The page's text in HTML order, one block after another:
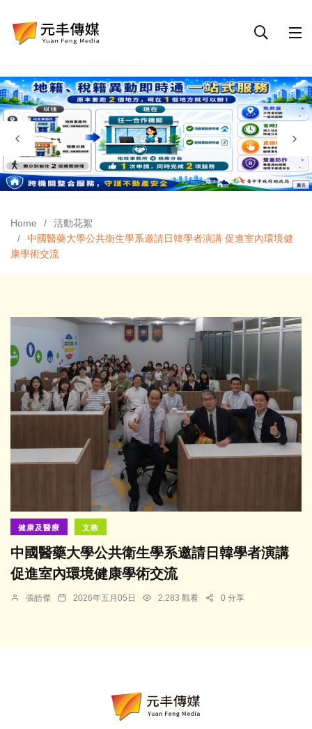
Home
活動花絮
中國醫藥大學公共衛生學系邀請日韓學者演講 促進室內環境健
康學術交流
健康及醫療 文教
中國醫藥大學公共衛生學系邀請日韓學者演講
促進室內環境健康學術交流
張皓傑 2026年五月05日 2,283 觀看 0 分享